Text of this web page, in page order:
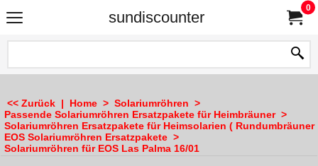
sundiscounter
0
<< Zurück | Home > Solariumröhren >
Passende Solariumröhren Ersatzpakete für Heimbräuner>
Solariumröhren Ersatzpakete für Heimsolarien ( Rundumbräuner
EOS Solariumröhren Ersatzpakete >
Solariumröhren für EOS Las Palma 16/01